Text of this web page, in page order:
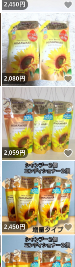
いいね！
2,450 円
いいね！
2,080円
いいね！
2,059円
いいね！
2,450円